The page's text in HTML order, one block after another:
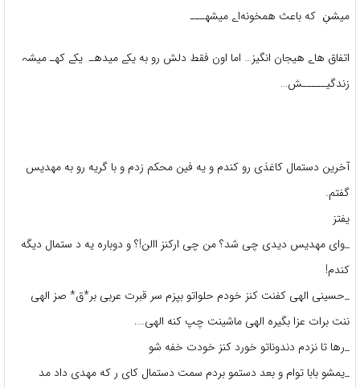
میشڹ که باعث همخونه‌اے میشهـــ
اتفاق هاے هیجان انگیز… اما اون فقط دلش رو به یکے میدهـ یکے کهـ میشہ
زندگیـــــش…
آخرین دستمال کاغذی رو کندم و یه فین محکم زدم و با گریه رو به مهدیس
گفتم.
یفتز
_وای مهدیس دیدی چی شد؟ من چی ارکنز االن!؟ و دوباره یه د ستمال دیگه
کندم!
_حسینی الهی کفنت کنز خودم حلواتو بپزم سر قبرت عربی بر*ق* صز الهی
ننت برات عزا بگیره الهی ماشینت چپ کنه الهی….
_رها تا نزدم دندوناتو خورد کنز خودت خفه شو
_یمشو بابا توام و بعد دستمو بردم سمت دستمال کای ر که مهدی داد مد